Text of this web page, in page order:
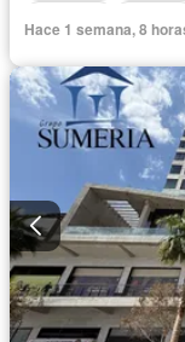
Hace 1 semana, 8